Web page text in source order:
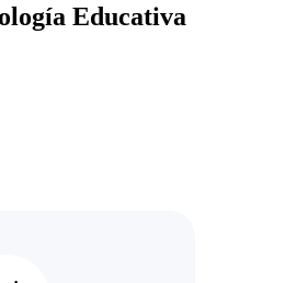
Educativa